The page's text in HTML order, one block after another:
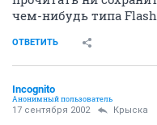
чем-нибудь типа
ОТВЕТИТЬ
Incognito
Анонимный пользователь
17 сентября 2002 Крыска